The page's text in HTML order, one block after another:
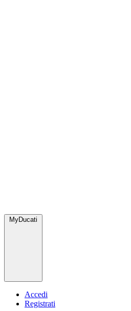
MyDucati
Accedi
Registrati